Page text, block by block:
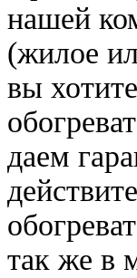
нашей
(жилое
вы
даем
так же в